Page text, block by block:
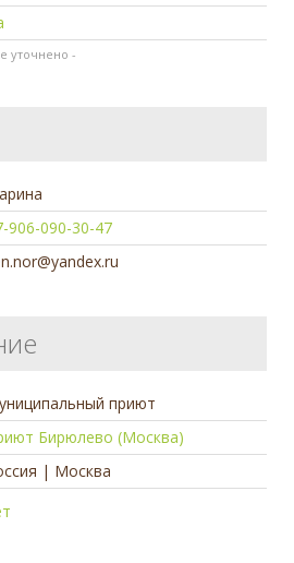
уточнено -
906-090-30-47
приют
Бирюлево (Москва)
| Москва